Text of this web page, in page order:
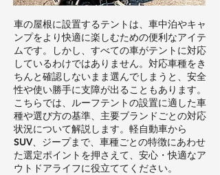
車の屋根に設置するテントは、車中泊やキャ
ンプをより快適に楽しむための便利なアイテ
ムです。しかし、すべての車がテントに対応
しているわけではありません。対応車種をき
ちんと確認しないまま選んでしまうと、安全
性や使い勝手に支障が出ることもあります。
こちらでは、ルーフテントの設置に適した車
種や選び方の基準、主要ブランドごとの対応
状況について解説します。軽自動車から
SUV、ジープまで、車種ごとの特徴にあわせ
た選定ポイントを押さえて、安心・快適なア
ウトドアライフに役立ててください。